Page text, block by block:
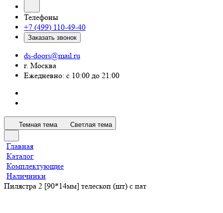
Телефоны
+7 (499) 110-49-40
Заказать звонок
ds-doors@mail.ru
г. Москва
Ежедневно: с 10:00 до 21:00
Темная тема Светлая тема
Главная
Каталог
Комплектующие
Наличники
Пилястра 2 [90*14мм] телескоп (шт) с пат